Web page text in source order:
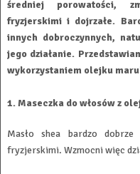
średniej porowatości,
fryzjerskimi i dojrzałe.
innych dobroczynnych,
jego działanie.
wykorzystaniem olejku
1. Maseczka do włosów z
Masło shea bardzo
fryzjerskimi. Wzmocni więc